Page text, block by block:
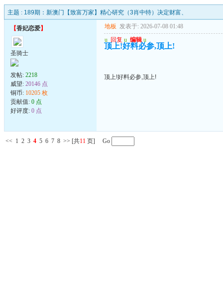
主题 : 189期：新澳门【致富万家】精心研究（3肖中特）决定财富、
【香妃恋爱】
圣骑士
发帖: 2218
威望: 20146 点
铜币: 10205 枚
贡献值: 0 点
好评度: 0 点
地板 发表于: 2026-07-08 01:48
u 回复 u 编辑 u
顶上!好料必参,顶上!
顶上!好料必参,顶上!
<< 1 2 3 4 5 6 7 8 >> [共11 页] Go